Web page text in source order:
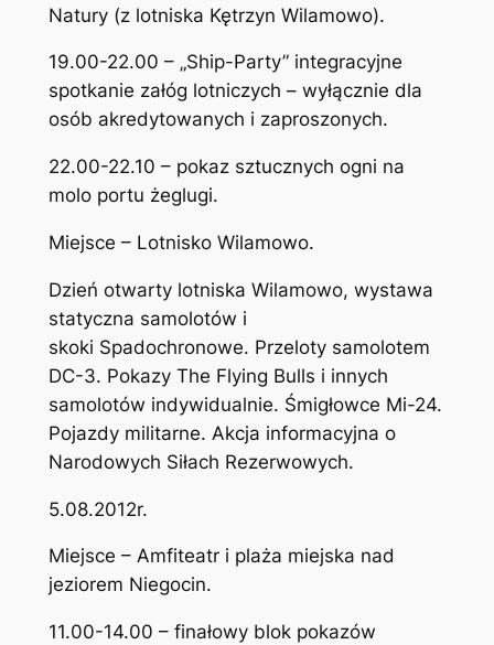
Natury (z lotniska Kętrzyn Wilamowo).
19.00-22.00 – „Ship-Party” integracyjne
spotkanie załóg lotniczych – wyłącznie dla
osób akredytowanych i zaproszonych.
22.00-22.10 – pokaz sztucznych ogni na
molo portu żeglugi.
Miejsce – Lotnisko Wilamowo.
Dzień otwarty lotniska Wilamowo, wystawa
statyczna samolotów i
skoki Spadochronowe. Przeloty samolotem
DC-3. Pokazy The Flying Bulls i innych
samolotów indywidualnie. Śmigłowce Mi-24.
Pojazdy militarne. Akcja informacyjna o
Narodowych Siłach Rezerwowych.
5.08.2012r.
Miejsce – Amfiteatr i plaża miejska nad
jeziorem Niegocin.
11.00-14.00 – finałowy blok pokazów